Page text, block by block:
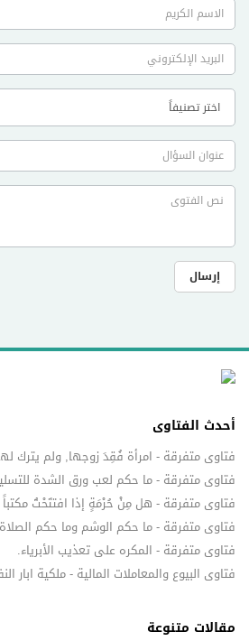
إرسال
أحدث الفتاوى
فتاوى متفرقة - امرأة فُقِدَ زوجها, ولم يترك
فتاوى متفرقة - ما حكم لعب ورق الشدة
فتاوى متفرقة - هل مِنْ حُرْمَةٍ إذا افتتَحْتُ
فتاوى متفرقة - ما حكم الوشم وما حكم
فتاوى متفرقة - المكره على تعذيب الأبرياء.
فتاوى البيوع والمعاملات المالية - ملكية ابار
مقالات متنوعة